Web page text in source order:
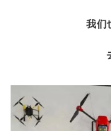
我们